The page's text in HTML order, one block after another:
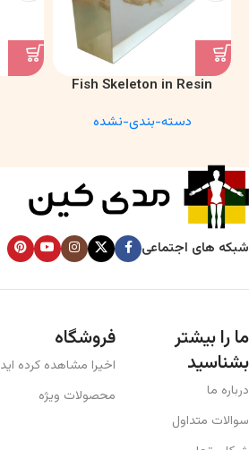
Fish Skeleton in Resin
Anatomy Specimen
دسته-بندی-نشده
شبکه های اجتماعی
ما را بیشتر
بشناسید
درباره ما
سوالات متداول
فروشگاه
اخیرا مشاهده کرده اید
محصولات ویژه